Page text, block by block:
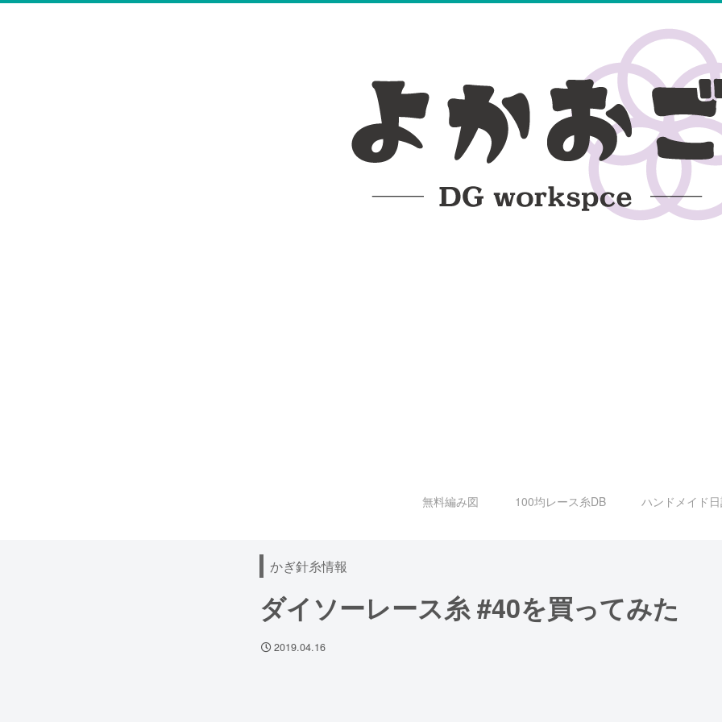
無料編み図 100均レース糸DB ハンドメイド
かぎ針糸情報
ダイソーレース糸 #40を買ってみた
2019.04.16